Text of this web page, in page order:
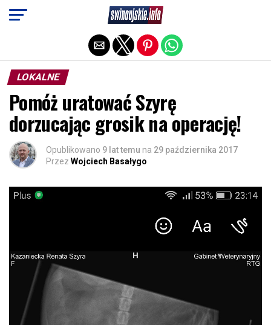
LOKALNE
Pomóż uratować Szyrę
dorzucając grosik na operację!
Opublikowano 9 lat temu na 29 października 2017
Przez Wojciech Basałygo
Exit mobile version